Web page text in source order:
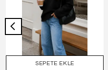
SEPETE EKLE